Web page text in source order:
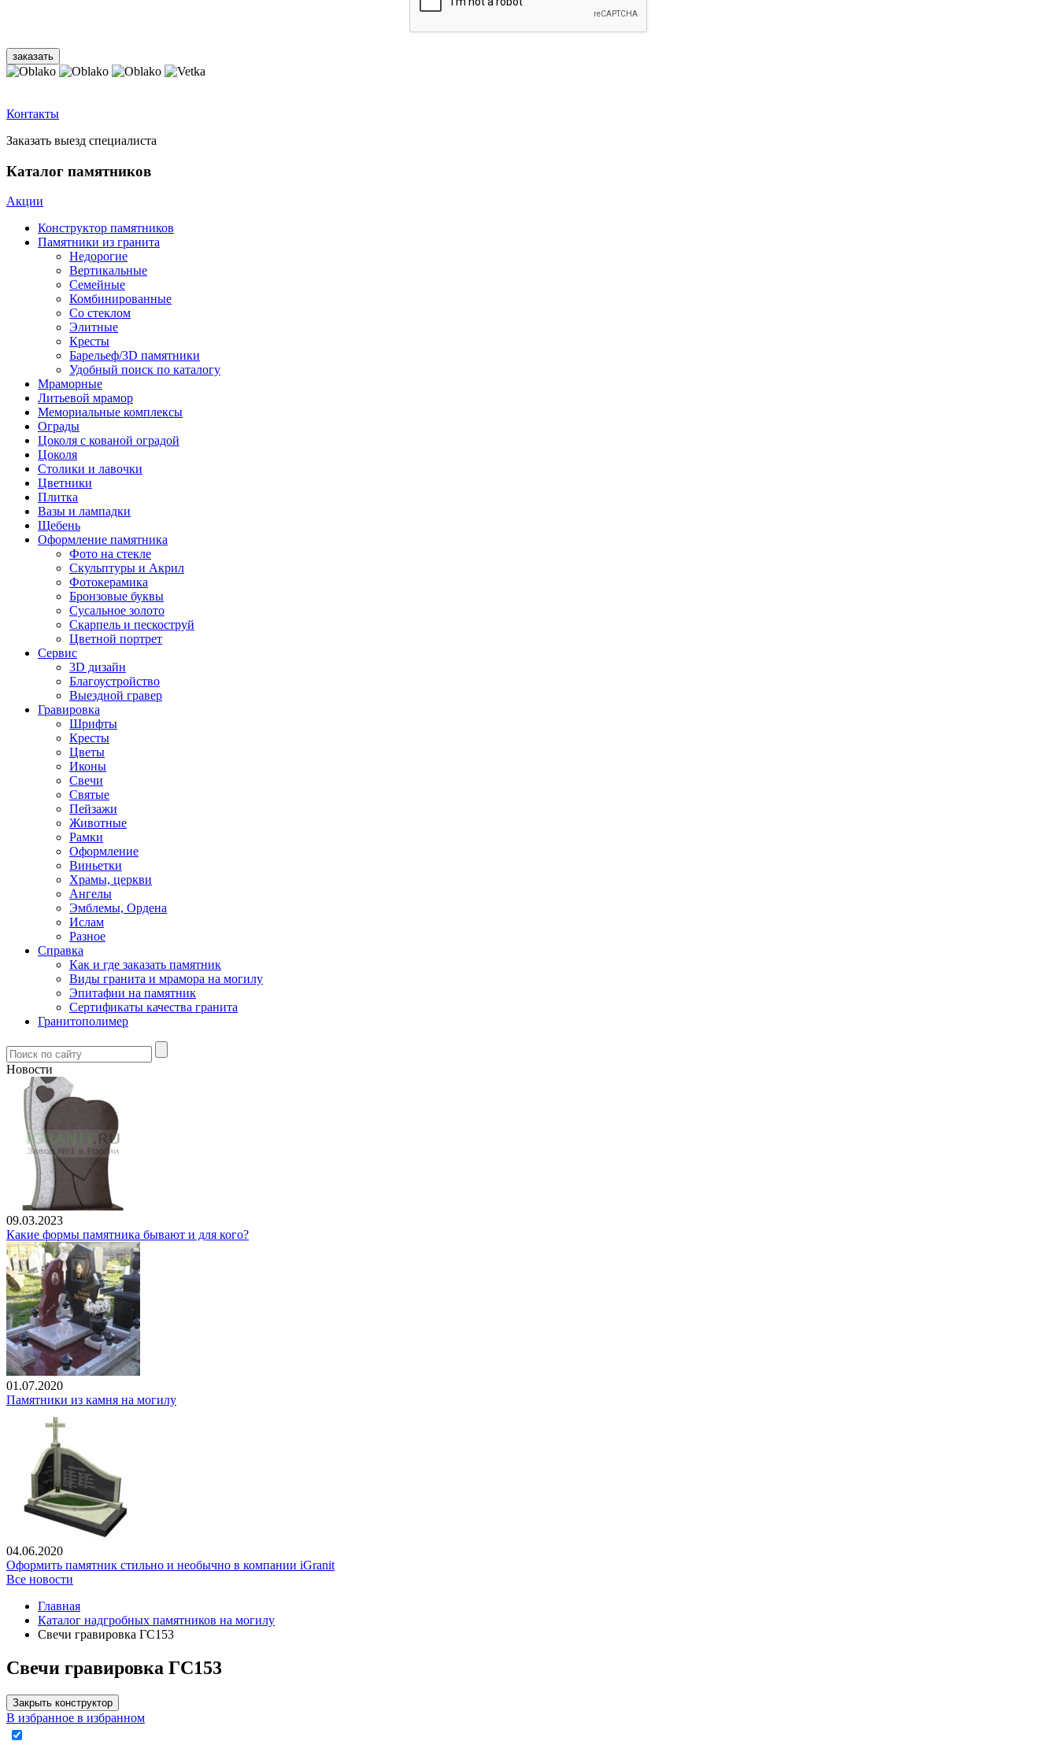
Контакты
Заказать выезд специалиста
Каталог памятников
Акции
Конструктор памятников
Памятники из гранита
Недорогие
Вертикальные
Семейные
Комбинированные
Со стеклом
Элитные
Кресты
Барельеф/3D памятники
Удобный поиск по каталогу
Мраморные
Литьевой мрамор
Мемориальные комплексы
Ограды
Цоколя с кованой оградой
Цоколя
Столики и лавочки
Цветники
Плитка
Вазы и лампадки
Щебень
Оформление памятника
Фото на стекле
Скульптуры и Акрил
Фотокерамика
Бронзовые буквы
Сусальное золото
Скарпель и пескоструй
Цветной портрет
Сервис
3D дизайн
Благоустройство
Выездной гравер
Гравировка
Шрифты
Кресты
Цветы
Иконы
Свечи
Святые
Пейзажи
Животные
Рамки
Оформление
Виньетки
Храмы, церкви
Ангелы
Эмблемы, Ордена
Ислам
Разное
Справка
Как и где заказать памятник
Виды гранита и мрамора на могилу
Эпитафии на памятник
Сертификаты качества гранита
Гранитополимер
Новости
09.03.2023
Какие формы памятника бывают и для кого?
01.07.2020
Памятники из камня на могилу
04.06.2020
Оформить памятник стильно и необычно в компании iGranit
Все новости
Главная
Каталог надгробных памятников на могилу
Свечи гравировка ГС153
Свечи гравировка ГС153
Закрыть конструктор
В избранное в избранном